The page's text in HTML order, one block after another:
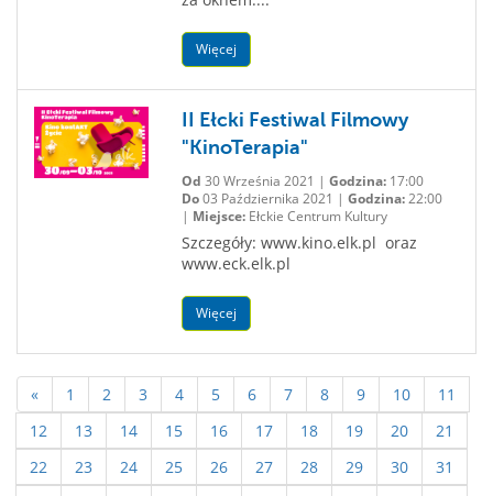
Więcej
II Ełcki Festiwal Filmowy
"KinoTerapia"
Od 30 Września 2021 | Godzina:17:00
Do03 Października 2021 | Godzina:22:00
| Miejsce:Ełckie Centrum Kultury
Szczegóły: www.kino.elk.pl oraz
www.eck.elk.pl
Więcej
« 1 2 3 4 5 6 7 8 9 10
11
12
13 14 15 16 17 18 19 20
21
22
23 24 25 26 27 28 29 30
31